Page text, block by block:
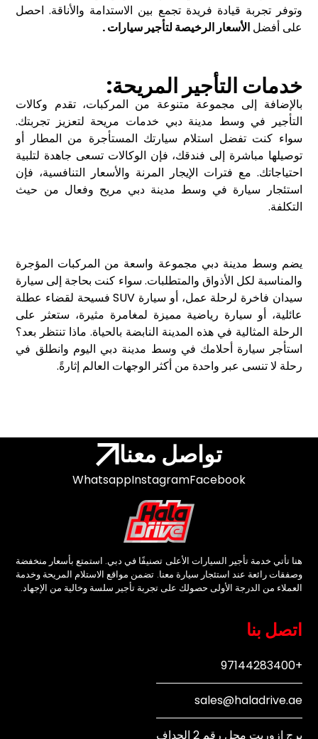
وتوفر تجربة قيادة فريدة تجمع بين الاستدامة والأناقة. احصل
على أفضلالأسعار الرخيصة لتأجير سيارات.
خدمات التأجير المريحة:
بالإضافة إلى مجموعة متنوعة من المركبات، تقدم وكالات
التأجير في وسط مدينة دبي خدمات مريحة لتعزيز تجربتك.
سواء كنت تفضل استلام سيارتك المستأجرة من المطار أو
توصيلها مباشرة إلى فندقك، فإن الوكالات تسعى جاهدة لتلبية
احتياجاتك. مع فترات الإيجار المرنة والأسعار التنافسية، فإن
استئجار سيارة في وسط مدينة دبي مريح وفعال من حيث
التكلفة.
يضم وسط مدينة دبي مجموعة واسعة من المركبات المؤجرة
والمناسبة لكل الأذواق والمتطلبات. سواء كنت بحاجة إلى سيارة
سيدان فاخرة لرحلة عمل، أو سيارة SUV فسيحة لقضاء عطلة
عائلية، أو سيارة رياضية مميزة لمغامرة مثيرة، ستعثر على
الرحلة المثالية في هذه المدينة النابضة بالحياة. ماذا تنتظر بعد؟
استأجر سيارة أحلامك في وسط مدينة دبي اليوم وانطلق في
رحلة لا تنسى عبر واحدة من أكثر الوجهات العالم إثارةً.
تواصل معنا
Facebook
Instagram
Whatsapp
هنا تأتي خدمة تأجير السيارات الأعلى تصنيفًا في دبي. استمتع بأسعار منخفضة
وصفقات رائعة عند استئجار سيارة معنا. تضمن مواقع الاستلام المريحة وخدمة
العملاء من الدرجة الأولى حصولك على تجربة تأجير سلسة وخالية من الإجهاد.
اتصل بنا
+97144283400
sales@haladrive.ae
برج ازوريت محل رقم 2 الجداف